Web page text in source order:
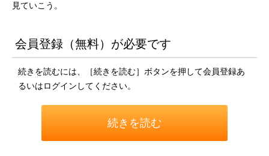
見ていこう。
会員登録（無料）が必要です
続きを読むには、［続きを読む］ボタンを押して会員登録あ
るいはログインしてください。
続きを読む